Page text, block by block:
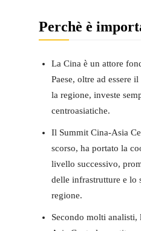
Perchè è
La Cina è un attore
Paese, oltre ad essere
la regione, investe
centroasiatiche.
Il Summit Cina-Asia
scorso, ha portato la
livello successivo,
delle infrastrutture e lo
regione.
Secondo molti analisti,